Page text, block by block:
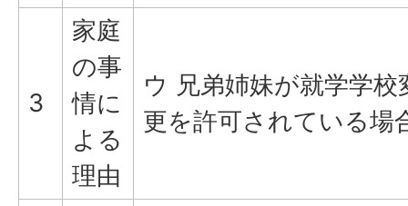
3
家庭
の事
情に
よる
理由
ウ 兄弟姉妹が就学学校
更を許可されている場